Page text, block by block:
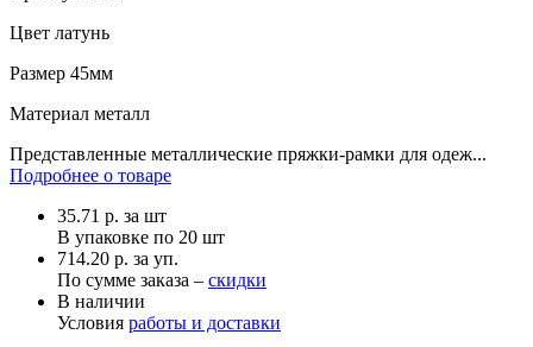
Цвет латунь
Размер 45мм
Материал металл
Представленные металлические пряжки-рамки для одеж...
Подробнее о товаре
35.71 р. за шт
В упаковке по 20 шт
714.20 р. за уп.
По сумме заказа – скидки
В наличии
Условия работы и доставки